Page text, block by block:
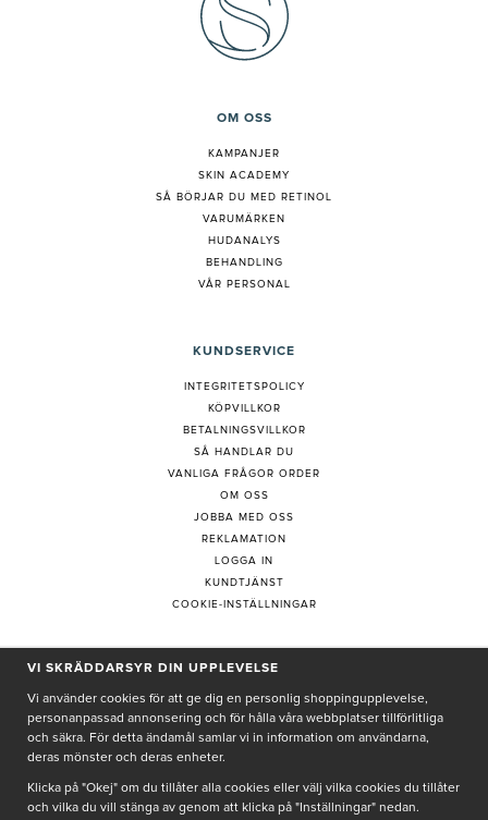
OM OSS
KAMPANJER
SKIN ACADEMY
SÅ BÖRJAR DU MED RETINOL
VARUMÄRKEN
HUDANALYS
BEHANDLING
VÅR PERSONAL
KUNDSERVICE
INTEGRITETSPOLICY
KÖPVILLKOR
BETALNINGSVILLKOR
SÅ HANDLAR DU
VANLIGA FRÅGOR ORDER
OM OSS
JOBBA MED OSS
REKLAMATION
LOGGA IN
KUNDTJÄNST
COOKIE-INSTÄLLNINGAR
PRENUMERERA PÅ NYHETSBREV
Genom att ge min e-post, accepterar jag Seth och Sallyintegritetspolicy
De uppgifter du matar in kommer endast användas till våra nyhetsbrev.
VI SKRÄDDARSYR DIN UPPLEVELSE
Vi använder cookies för att ge dig en personlig shoppingupplevelse,
personanpassad annonsering och för hålla våra webbplatser tillförlitliga
och säkra. För detta ändamål samlar vi in information om användarna,
deras mönster och deras enheter.
Klicka på "Okej" om du tillåter alla cookies eller välj vilka cookies du tillåter
och vilka du vill stänga av genom att klicka på "Inställningar" nedan.